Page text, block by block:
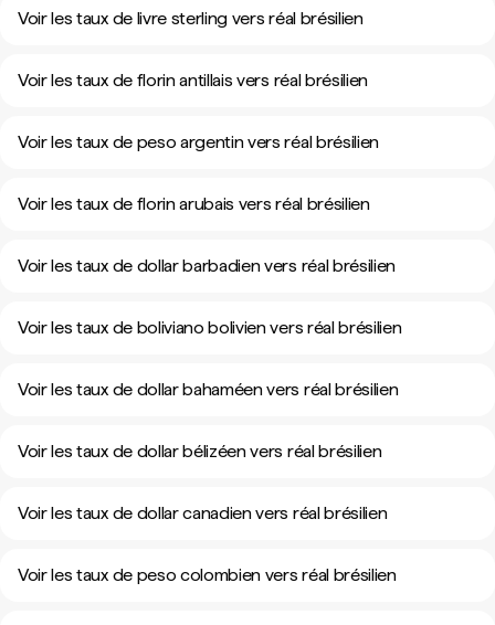
Voir les taux de livre sterling vers réal brésilien
Voir les taux de florin antillais vers réal brésilien
Voir les taux de peso argentin vers réal brésilien
Voir les taux de florin arubais vers réal brésilien
Voir les taux de dollar barbadien vers réal brésilien
Voir les taux de boliviano bolivien vers réal brésilien
Voir les taux de dollar bahaméen vers réal brésilien
Voir les taux de dollar bélizéen vers réal brésilien
Voir les taux de dollar canadien vers réal brésilien
Voir les taux de peso colombien vers réal brésilien